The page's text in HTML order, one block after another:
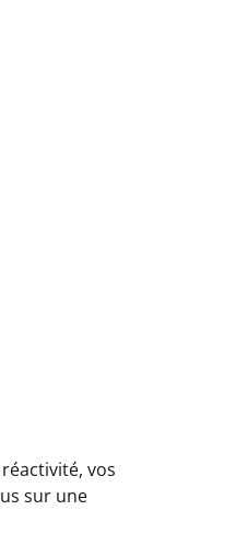
vos
sur une